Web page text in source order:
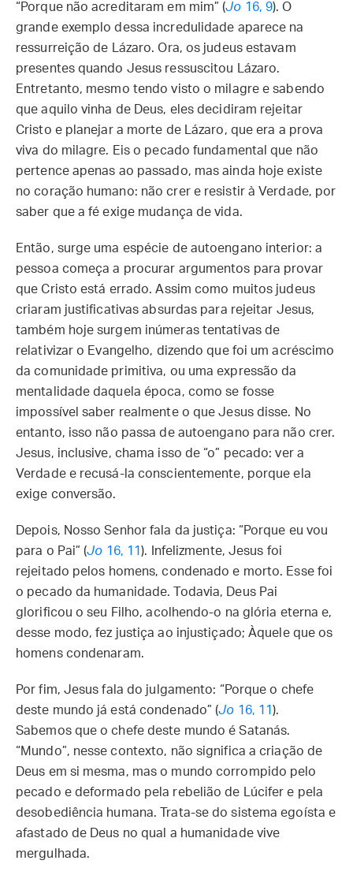
“Porque não acreditaram em mim” (Jo 16, 9). O
grande exemplo dessa incredulidade aparece na
ressurreição de Lázaro. Ora, os judeus estavam
presentes quando Jesus ressuscitou Lázaro.
Entretanto, mesmo tendo visto o milagre e sabendo
que aquilo vinha de Deus, eles decidiram rejeitar
Cristo e planejar a morte de Lázaro, que era a prova
viva do milagre. Eis o pecado fundamental que não
pertence apenas ao passado, mas ainda hoje existe
no coração humano: não crer e resistir à Verdade, por
saber que a fé exige mudança de vida.
Então, surge uma espécie de autoengano interior: a
pessoa começa a procurar argumentos para provar
que Cristo está errado. Assim como muitos judeus
criaram justificativas absurdas para rejeitar Jesus,
também hoje surgem inúmeras tentativas de
relativizar o Evangelho, dizendo que foi um acréscimo
da comunidade primitiva, ou uma expressão da
mentalidade daquela época, como se fosse
impossível saber realmente o que Jesus disse. No
entanto, isso não passa de autoengano para não crer.
Jesus, inclusive, chama isso de “o” pecado: ver a
Verdade e recusá-la conscientemente, porque ela
exige conversão.
Depois, Nosso Senhor fala da justiça: “Porque eu vou
para o Pai” (Jo 16, 11). Infelizmente, Jesus foi
rejeitado pelos homens, condenado e morto. Esse foi
o pecado da humanidade. Todavia, Deus Pai
glorificou o seu Filho, acolhendo-o na glória eterna e,
desse modo, fez justiça ao injustiçado; Àquele que os
homens condenaram.
Por fim, Jesus fala do julgamento: “Porque o chefe
deste mundo já está condenado” (Jo 16, 11).
Sabemos que o chefe deste mundo é Satanás.
“Mundo”, nesse contexto, não significa a criação de
Deus em si mesma, mas o mundo corrompido pelo
pecado e deformado pela rebelião de Lúcifer e pela
desobediência humana. Trata-se do sistema egoísta e
afastado de Deus no qual a humanidade vive
mergulhada.